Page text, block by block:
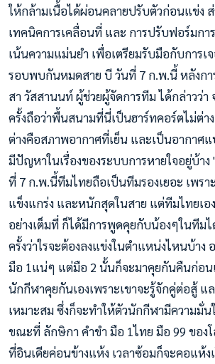
ให้กล้ามเนื้อได้ผ่อนคลายปรับตัวก่อนแข่ง
เทคนิคการเคลื่อนที่ และ การปรับฟอร์มกา
เน้นความแม่นยำ เพื่อเตรียมรับมือกับการ
รอบพบกันหมดสาย บี วันที่ 7 ก.พ.นี้ หลังก
สา วัสสานนท์ ผู้ช่วยผู้จัดการทีม ได้กล่าวว่า
ครั้งถือว่าพื้นสนามที่นี่เป็นฮาร์ทคอร์ตไม่ต่า
ต่างคือสภาพอากาศที่เย็น และเป็นอากาศ
มีปัญหาในเรื่องของระบบการหายใจอยู่บ้า
ที่ 7 ก.พ.นี้ทีมไทยถือเป็นทีมรองเยอะ เพร
แข็งแกร่ง และหนักสุดในสาย แต่ทีมไทยเอ
อย่างเต็มที่ ก็ได้มีการพูดคุยกับน้องๆในทีม
ครั้งว่าใรจะต้องลงแข่งในตำแหน่งไหนบ้าง
มือ 1แน่ๆ แต่มือ 2 นั้นก็จะมาคุยกันคืนก่อน
นักกีฬาคุยกันเองเพราะเขาจะรู้จักคู่ต่อสู้ แล
เหมาะสม ซึ่งก็จะทำให้ตัวนักกีฬามีความมั่น
ขณะที่ ลักษิกา คำขำ มือ 1ไทย มือ 99 ของโ
ที่อินเดียค่อนข้างแห้ง เวลาซ้อมก็จะคอแห้ง